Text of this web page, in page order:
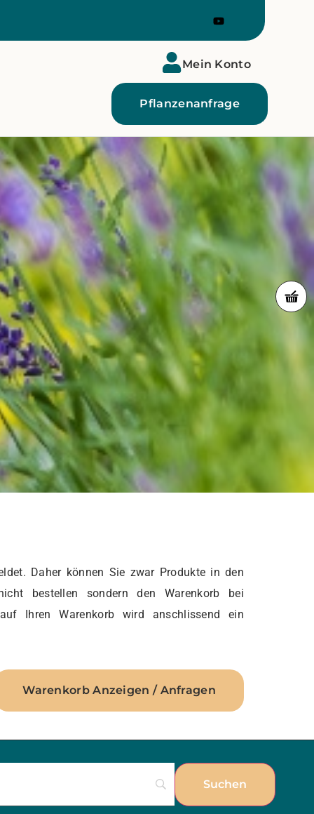
Mein Konto
Pflanzenanfrage
Daher können Sie zwar Produkte in den
bestellen sondern den Warenkorb bei
Ihren Warenkorb wird anschlissend ein
Warenkorb Anzeigen / Anfragen